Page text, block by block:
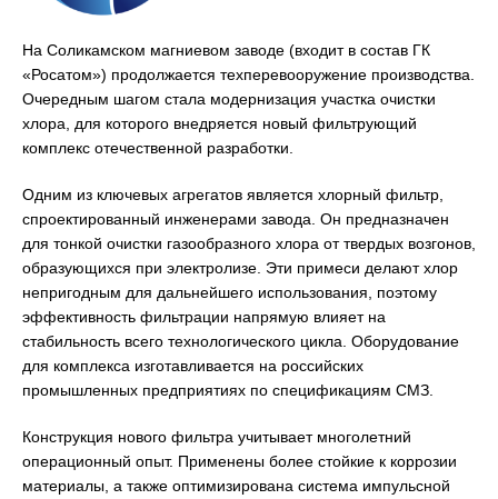
На Соликамском магниевом заводе (входит в состав ГК
«Росатом») продолжается техперевооружение производства.
Очередным шагом стала модернизация участка очистки
хлора, для которого внедряется новый фильтрующий
комплекс отечественной разработки.
Одним из ключевых агрегатов является хлорный фильтр,
спроектированный инженерами завода. Он предназначен
для тонкой очистки газообразного хлора от твердых возгонов,
образующихся при электролизе. Эти примеси делают хлор
непригодным для дальнейшего использования, поэтому
эффективность фильтрации напрямую влияет на
стабильность всего технологического цикла. Оборудование
для комплекса изготавливается на российских
промышленных предприятиях по спецификациям СМЗ.
Конструкция нового фильтра учитывает многолетний
операционный опыт. Применены более стойкие к коррозии
материалы, а также оптимизирована система импульсной